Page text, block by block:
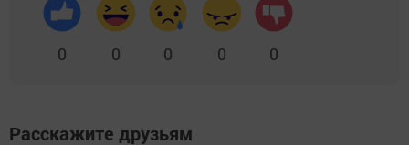
0 0 0 0 0
Расскажите друзьям